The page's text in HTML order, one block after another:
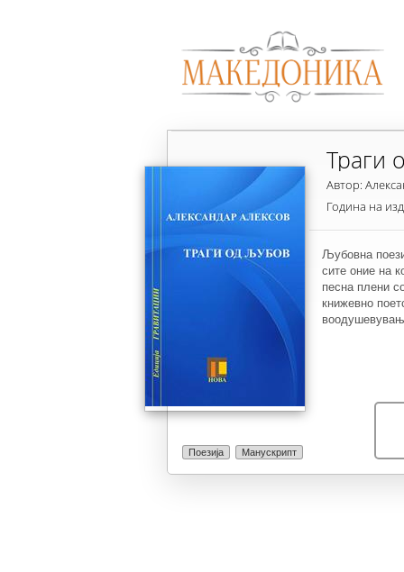
Поезија Манускрипт
Траги
Автор:
Година на
Љубовна
сите оние на
песна плени
книжевно